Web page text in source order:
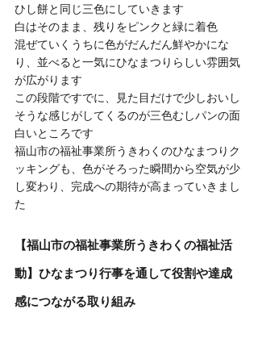
ひし餅と同じ三色にしていきます
白はそのまま、残りをピンクと緑に着色
混ぜていくうちに色がだんだん鮮やかにな
り、並べると一気にひなまつりらしい雰囲気
が広がります
この段階ですでに、見た目だけで少しおいし
そうな感じがしてくるのが三色むしパンの面
白いところです
福山市の福祉事業所うきわくのひなまつりク
ッキングも、色がそろった瞬間から空気が少
し変わり、完成への期待が高まっていきまし
た
【福山市の福祉事業所うきわくの福祉活
動】ひなまつり行事を通して役割や達成
感につながる取り組み